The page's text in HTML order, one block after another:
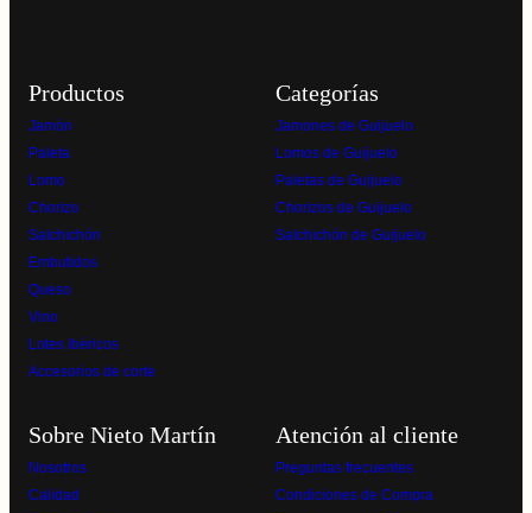
Productos
Jamón
Paleta
Lomo
Chorizo
Salchichón
Embutidos
Queso
Vino
Lotes ibéricos
Accesorios de corte
Categorías
Jamones de Guijuelo
Lomos de Guijuelo
Paletas de Guijuelo
Chorizos de Guijuelo
Salchichón de Guijuelo
Sobre Nieto Martín
Nosotros
Calidad
Atención al cliente
Preguntas frecuentes
Condiciones de Compra